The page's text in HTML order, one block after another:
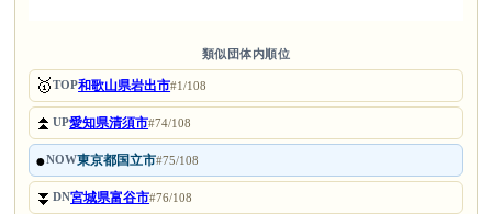
類似団体内順位
🥇TOP和歌山県岩出市#1/108
⏫UP愛知県清須市#74/108
●NOW東京都国立市#75/108
⏬DN宮城県富谷市#76/108